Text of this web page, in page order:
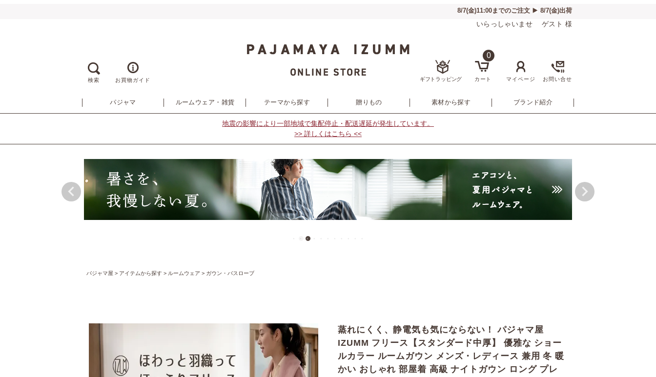
いらっしゃいませ ゲスト 様
検索 お買物ガイド ギフトラッピング
0
カート マイページ お問い合せ
パジャマ ルームウェア・雑貨 テーマから探す 贈りもの 素材から探す ブランド紹介
地震の影響により一部地域で集配停止・配送遅延が発生しています。
>> 詳しくはこちら <<
パジャマ屋 アイテムから探す ルームウェア ガウン・バスローブ
蒸れにくく、静電気も気にならない！ パジャマ屋
IZUMM フリース【スタンダード中厚】 優雅な ショー
ルカラー ルームガウン メンズ・レディース 兼用 冬 暖
かい おしゃれ 部屋着 高級 ナイトガウン ロング プレ